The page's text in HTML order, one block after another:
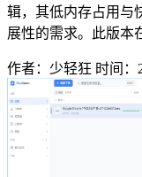
辑，其低内存占用与
展性的需求。此版本
作者：少轻狂 时间：